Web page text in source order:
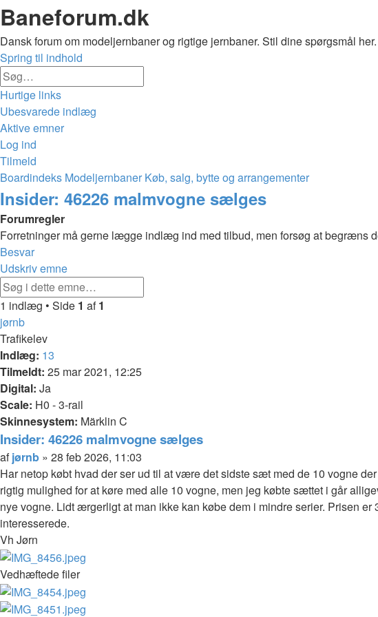
Baneforum.dk
Dansk forum om modeljernbaner og rigtige jernbaner. Stil dine spørgsmål her.
Spring til indhold
Hurtige links
Ubesvarede indlæg
Aktive emner
Log ind
Tilmeld
Boardindeks Modeljernbaner Køb, salg, bytte og arrangementer
Søg
Insider: 46226 malmvogne sælges
Forumregler
Forretninger må gerne lægge indlæg ind med tilbud, men forsøg at begræns
Besvar
Udskriv emne
1 indlæg • Side 1 af1
jørnb
Trafikelev
Indlæg: 13
Tilmeldt: 25 mar 2021, 12:25
Digital: Ja
Scale: H0 - 3-rail
Skinnesystem: Märklin C
Insider: 46226 malmvogne sælges
Citer
Indlæg
afjørnb » 28 feb 2026, 11:03
Har netop købt hvad der ser ud til at være det sidste sæt med de 10 vogne
rigtig mulighed for at køre med alle 10 vogne, men jeg købte sættet i går
nye vogne. Lidt ærgerligt at man ikke kan købe dem i mindre serier. Prisen
interesserede.
Vh Jørn
Vedhæftede filer